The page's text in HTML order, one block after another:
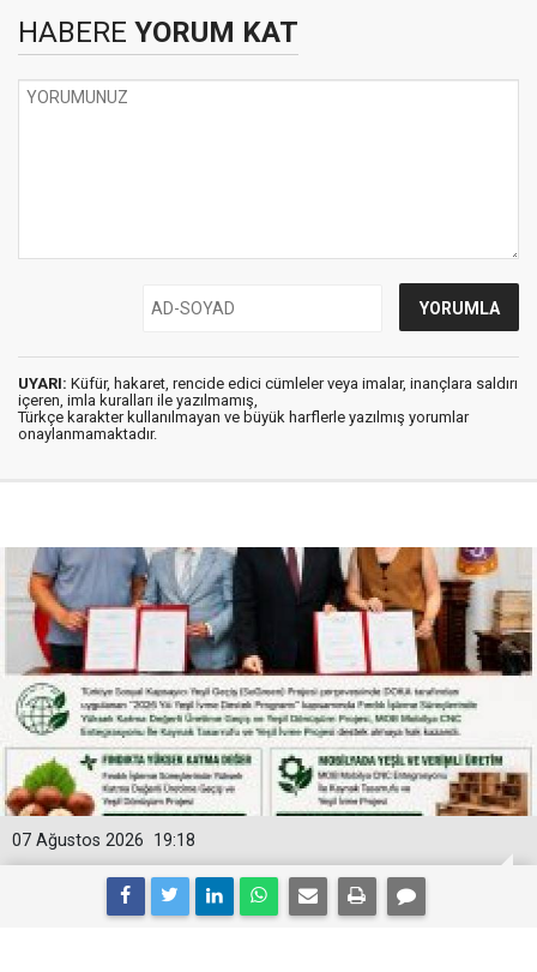
HABERE YORUM KAT
UYARI: Küfür, hakaret, rencide edici cümleler veya imalar, inançlara saldırı
içeren, imla kuralları ile yazılmamış,
Türkçe karakter kullanılmayan ve büyük harflerle yazılmış yorumlar
onaylanmamaktadır.
19:18
07 Ağustos 2026